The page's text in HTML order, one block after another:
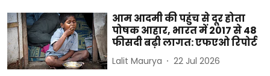
आम आदमी की पहुंच से दूर होता
पोषक आहार, भारत में 2017 से 48
फीसदी बढ़ी लागत: एफएओ रिपोर्ट
Lalit Maurya 22 Jul 2026